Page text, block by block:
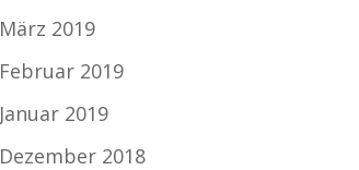
März 2019
Februar 2019
Januar 2019
Dezember 2018